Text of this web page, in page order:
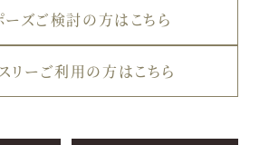
ーズご検討の方はこちら
リーご利用の方はこちら